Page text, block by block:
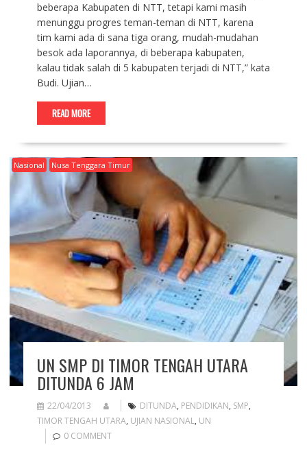
beberapa Kabupaten di NTT, tetapi kami masih
menunggu progres teman-teman di NTT, karena
tim kami ada di sana tiga orang, mudah-mudahan
besok ada laporannya, di beberapa kabupaten,
kalau tidak salah di 5 kabupaten terjadi di NTT,” kata
Budi. Ujian…
READ MORE
Nasional Nusa Tenggara Timur
UN SMP DI TIMOR TENGAH UTARA
DITUNDA 6 JAM
22/04/2013 DITUNDA, PENDIDIKAN, SMP,
TIMOR TENGAH UTARA, UJIAN NASIONAL, UN
0 COMMENT